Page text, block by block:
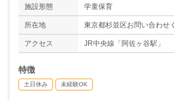
施設形態 学童保育
所在地 東京都杉並区お問い合わせ
アクセス JR中央線「阿佐ヶ谷駅」
特徴
土日休み 未経験OK